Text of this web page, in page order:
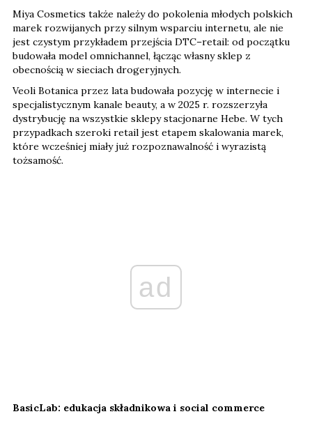
Miya Cosmetics także należy do pokolenia młodych polskich
marek rozwijanych przy silnym wsparciu internetu, ale nie
jest czystym przykładem przejścia DTC–retail: od początku
budowała model omnichannel, łącząc własny sklep z
obecnością w sieciach drogeryjnych.
Veoli Botanica przez lata budowała pozycję w internecie i
specjalistycznym kanale beauty, a w 2025 r. rozszerzyła
dystrybucję na wszystkie sklepy stacjonarne Hebe. W tych
przypadkach szeroki retail jest etapem skalowania marek,
które wcześniej miały już rozpoznawalność i wyrazistą
tożsamość.
ad
BasicLab: edukacja składnikowa i social commerce